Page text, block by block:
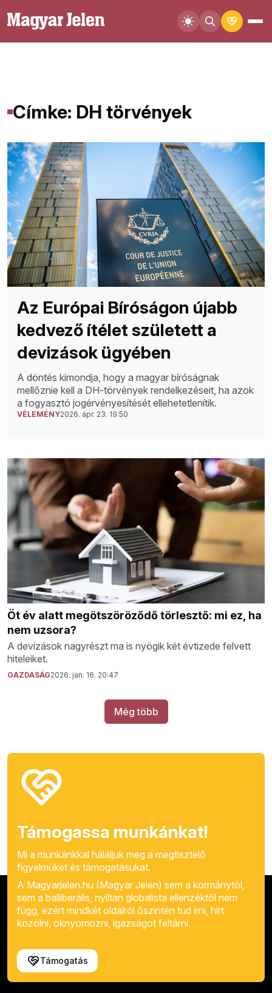
Címke: DH törvények
Az Európai Bíróságon újabb
kedvező ítélet született a
devizások ügyében
A döntés kimondja, hogy a magyar bíróságnak
mellőznie kell a DH-törvények rendelkezéseit, ha azok
a fogyasztó jogérvényesítését ellehetetlenítik.
VÉLEMÉNY2026. ápr. 23. 19:50
Öt év alatt megötszöröződő törlesztő: mi ez, ha
nem uzsora?
A devizások nagyrészt ma is nyögik két évtizede felvett
hiteleiket.
GAZDASÁG2026. jan. 16. 20:47
Még több
Támogassa munkánkat!
Mi a munkánkkal háláljuk meg a megtisztelő
figyelmüket és támogatásukat.
A Magyarjelen.hu (Magyar Jelen) sem a kormánytól,
sem a balliberális, nyíltan globalista ellenzéktől nem
függ, ezért mindkét oldalról őszintén tud írni, hírt
közölni, oknyomozni, igazságot feltárni.
Támogatás